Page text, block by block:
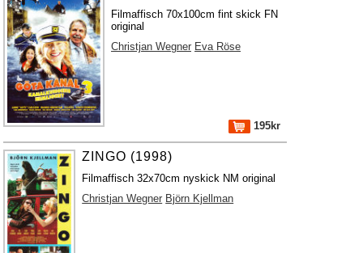
Filmaffisch 70x100cm fint skick FN
original
Christjan Wegner Eva Röse
195kr
ZINGO (1998)
Filmaffisch 32x70cm nyskick NM original
Christjan Wegner Björn Kjellman